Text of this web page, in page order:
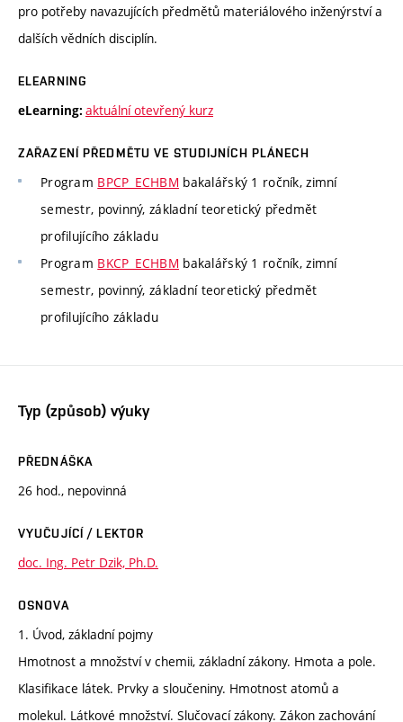
pro potřeby navazujících předmětů materiálového inženýrství a
dalších vědních disciplín.
ELEARNING
eLearning: aktuální otevřený kurz
ZAŘAZENÍ PŘEDMĚTU VE STUDIJNÍCH PLÁNECH
Program BPCP_ECHBM bakalářský 1 ročník, zimní
semestr, povinný, základní teoretický předmět
profilujícího základu
Program BKCP_ECHBM bakalářský 1 ročník, zimní
semestr, povinný, základní teoretický předmět
profilujícího základu
Typ (způsob) výuky
PŘEDNÁŠKA
26 hod., nepovinná
VYUČUJÍCÍ / LEKTOR
doc. Ing. Petr Dzik, Ph.D.
OSNOVA
1. Úvod, základní pojmy
Hmotnost a množství v chemii, základní zákony. Hmota a pole.
Klasifikace látek. Prvky a sloučeniny. Hmotnost atomů a
molekul. Látkové množství. Slučovací zákony. Zákon zachování